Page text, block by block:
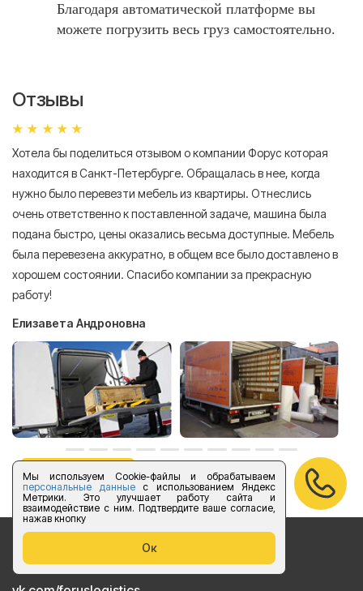
Мы используем Cookie-файлы и обрабатываем
персональные данныес использованием Яндекс
Метрики. Это улучшает работу сайта и
взаимодействие с ним. Подтвердите ваше согласие,
нажав кнопку
Ок
Благодаря автоматической платформе вы
можете погрузить весь груз самостоятельно.
Отзывы
Хотела бы поделиться отзывом о компании Форус которая
находится в Санкт-Петербурге. Обращалась в нее, когда
нужно было перевезти мебель из квартиры. Отнеслись
очень ответственно к поставленной задаче, машина была
подана быстро, цены оказались весьма доступные. Мебель
была перевезена аккуратно, в общем все было доставлено в
хорошем состоянии. Спасибо компании за прекрасную
работу!
Елизавета Андроновна
оставить отзыв
Бесплатный звонок по России